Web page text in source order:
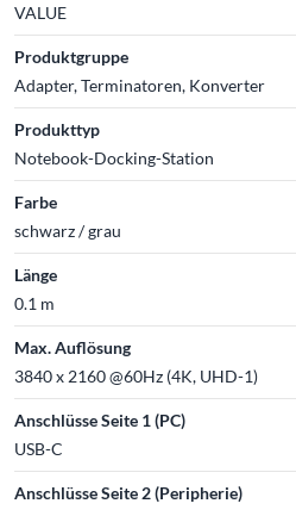
VALUE
Produktgruppe
Adapter, Terminatoren, Konverter
Produkttyp
Notebook-Docking-Station
Farbe
schwarz / grau
Länge
0.1 m
Max. Auflösung
3840 x 2160 @60Hz (4K, UHD-1)
Anschlüsse Seite 1 (PC)
USB-C
Anschlüsse Seite 2 (Peripherie)